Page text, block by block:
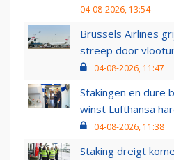
04-08-2026, 13:54
Brussels Airlines
streep door
04-08-2026, 11:47
Stakingen en dure
winst Lufthansa
04-08-2026, 11:38
Staking dreigt